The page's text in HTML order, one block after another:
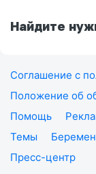
Найдите
Соглашение с
Положение об
Помощь
Темы
Пресс-центр